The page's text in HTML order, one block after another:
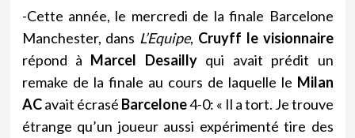
-Cette année, le mercredi de la finale Barcelone
Manchester, dans L’Equipe, Cruyff le visionnaire
répond à Marcel Desaillyqui avait prédit un
remake de la finale au cours de laquelle le Milan
ACavait écrasé Barcelone4-0: « Il a tort. Je trouve
étrange qu’un joueur aussi expérimenté tire des